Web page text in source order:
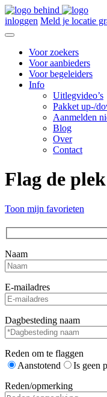
inloggen Meld je locatie
Voor zoekers
Voor aanbieders
Voor begeleiders
Info
Uitlegvideo’s
Pakket up-/
Aanmelden
Blog
Over
Contact
Flag de plek
Toon mijn favorieten
Naam
E-mailadres
Dagbesteding naam
Reden om te flaggen
Aanstotend
Is geen
Reden/opmerking